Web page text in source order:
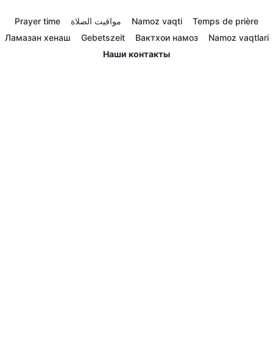
Prayer time مواقيت الصلاة Namoz vaqti
Temps de prière
Ламазан хенаш
Gebetszeit Вактхои намоз
Namoz vaqtlari
Наши контакты